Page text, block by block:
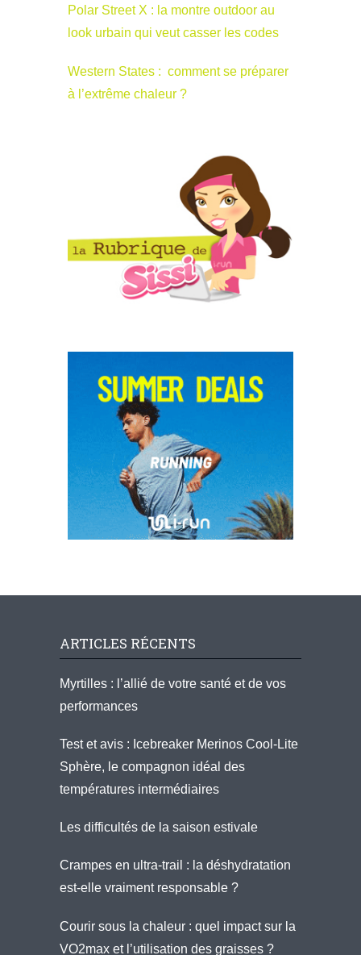
Polar Street X : la montre outdoor au
look urbain qui veut casser les codes
Western States : comment se préparer
à l’extrême chaleur ?
ARTICLES RÉCENTS
Myrtilles : l’allié de votre santé et de vos
performances
Test et avis : Icebreaker Merinos Cool-Lite
Sphère, le compagnon idéal des
températures intermédiaires
Les difficultés de la saison estivale
Crampes en ultra-trail : la déshydratation
est-elle vraiment responsable ?
Courir sous la chaleur : quel impact sur la
VO2max et l’utilisation des graisses ?